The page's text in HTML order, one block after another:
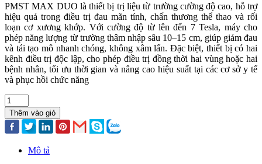
PMST MAX DUO là thiết bị trị liệu từ trường cường độ cao, hỗ trợ
hiệu quả trong điều trị đau mãn tính, chấn thương thể thao và rối
loạn cơ xương khớp. Với cường độ từ lên đến 7 Tesla, máy cho
phép năng lượng từ trường thâm nhập sâu 10–15 cm, giúp giảm đau
và tái tạo mô nhanh chóng, không xâm lấn. Đặc biệt, thiết bị có hai
kênh điều trị độc lập, cho phép điều trị đồng thời hai vùng hoặc hai
bệnh nhân, tối ưu thời gian và nâng cao hiệu suất tại các cơ sở y tế
và phục hồi chức năng
Thêm vào giỏ
Mô tả